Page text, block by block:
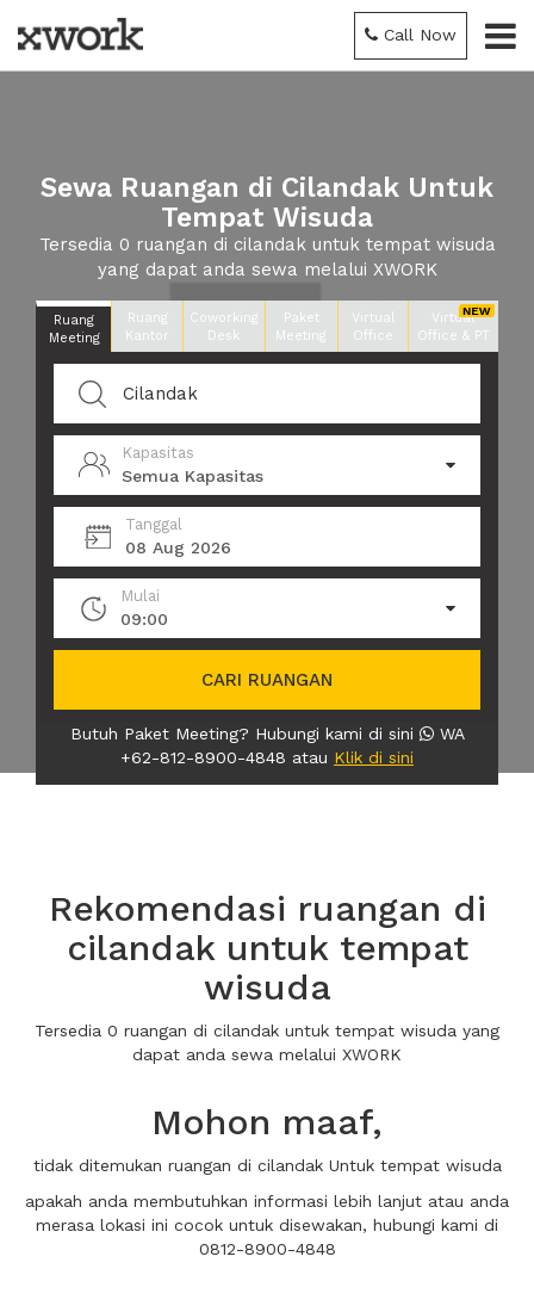
Call Now
Sewa Ruangan di Cilandak Untuk
Tempat Wisuda
Tersedia 0 ruangan di cilandak untuk tempat wisuda
yang dapat anda sewa melalui XWORK
Ruang
Meeting
Ruang
Kantor
Coworking
Desk
Paket
Meeting
Virtual
Office
Virtual
Office & PT
Kapasitas
Semua Kapasitas
Tanggal
08 Aug 2026
Mulai
09:00
CARI RUANGAN
Butuh Paket Meeting? Hubungi kami di sini
WA
+62-812-8900-4848 atau Klik di sini
Rekomendasi ruangan di
cilandak untuk tempat
wisuda
Tersedia 0 ruangan di cilandak untuk tempat wisuda yang
dapat anda sewa melalui XWORK
Mohon maaf,
tidak ditemukan ruangan di cilandak Untuk tempat wisuda
apakah anda membutuhkan informasi lebih lanjut atau anda
merasa lokasi ini cocok untuk disewakan, hubungi kami di
0812-8900-4848